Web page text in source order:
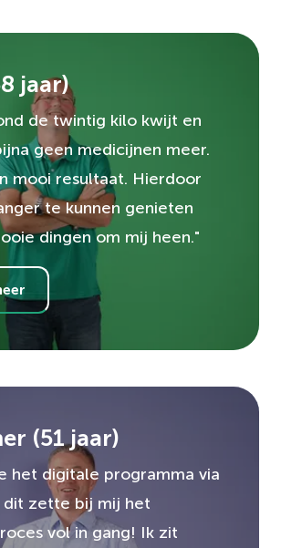
jaar)
de twintig kilo kwijt en
geen medicijnen meer.
mooi resultaat. Hierdoor
te kunnen genieten
dingen om mij heen."
(51jaar)
het digitale programma via
dit zette bij mij het
vol in gang! Ik zit